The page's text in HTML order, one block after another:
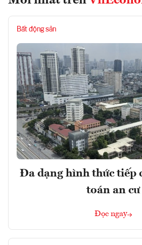
Bất động sản
Đa dạng hình thức tiếp
toán an cư
Đọc ngay